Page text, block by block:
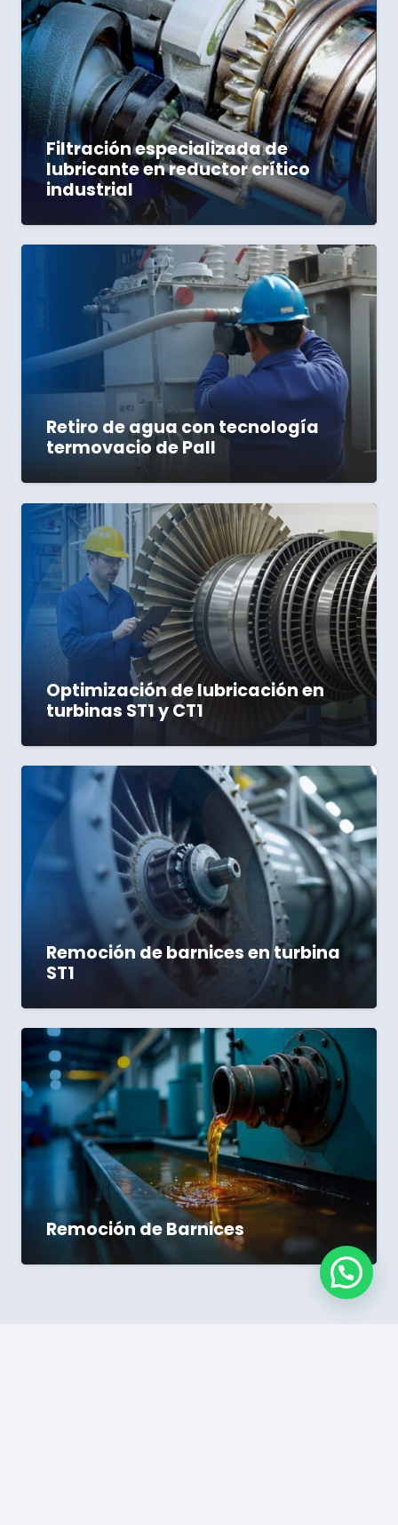
Filtración especializada de
lubricante en reductor crítico
industrial
Retiro de agua con tecnología
termovacio de Pall
Optimización de lubricación en
turbinas ST1 y CT1
Remoción de barnices en turbina
ST1
Remoción de Barnices